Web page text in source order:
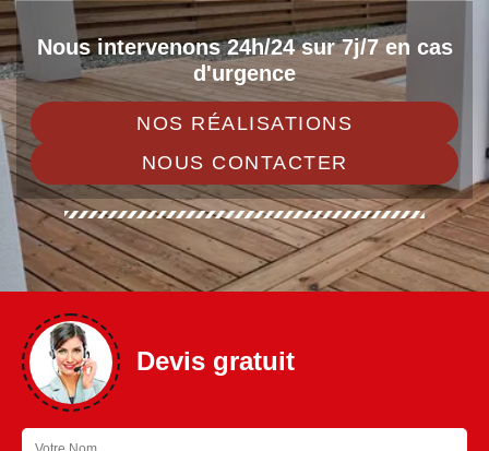
Nous intervenons 24h/24 sur 7j/7 en cas
d'urgence
NOS RÉALISATIONS
NOUS CONTACTER
Devis gratuit